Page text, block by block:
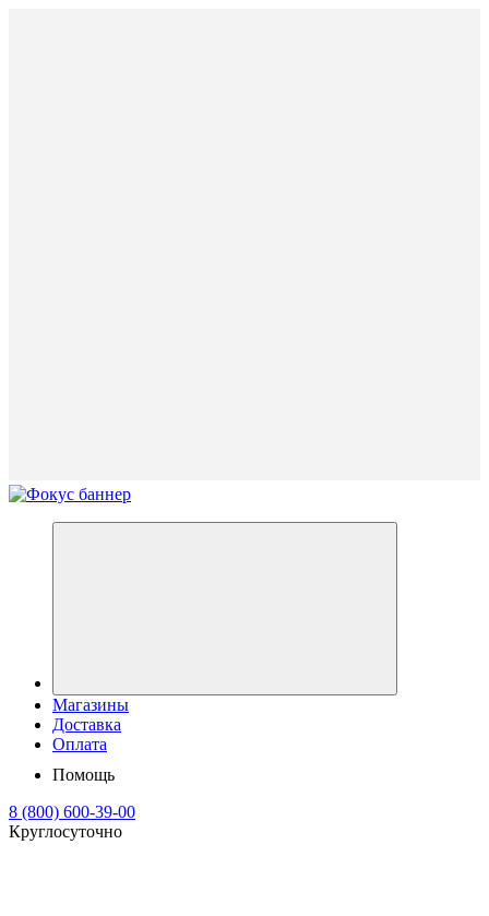
Магазины
Доставка
Оплата
Помощь
8 (800) 600-39-00
Круглосуточно